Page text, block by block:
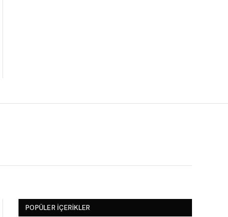
POPÜLER İÇERIKLER